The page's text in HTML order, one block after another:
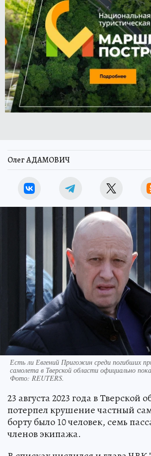
Олег АДАМОВИЧ
Есть ли Евгений Пригожин среди погибших
самолета в Тверской области официально
Фото: REUTERS.
23 августа 2023 года в Тверской
потерпел крушение частный
борту было 10 человек, семь
членов экипажа.